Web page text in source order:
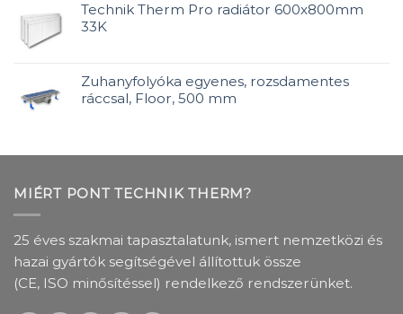
Technik Therm Pro radiátor 600x800mm
33K
Zuhanyfolyóka egyenes, rozsdamentes
ráccsal, Floor, 500 mm
MIÉRT PONT TECHNIK THERM?
25 éves szakmai tapasztalatunk, ismert nemzetközi és
hazai gyártók segítségével állítottuk össze
(CE, ISO minősítéssel) rendelkező rendszerünket.